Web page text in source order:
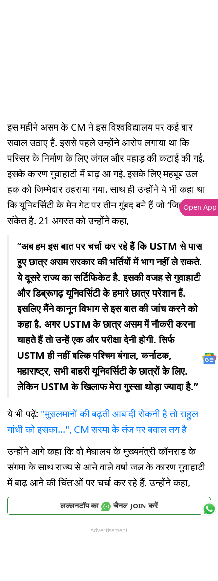
इस महीने असम के CM ने इस विश्वविद्यालय पर कई बार
सवाल उठाए हैं. इससे पहले उन्होंने आरोप लगाया था कि
परिसर के निर्माण के लिए जंगल और पहाड़ की कटाई की गई.
इसके कारण गुवाहाटी में बाढ़ आ गई. इसके लिए महबूब उल
हक को जिम्मेदार ठहराया गया. साथ ही उन्होंने ये भी कहा था
कि यूनिवर्सिटी के मेन गेट पर तीन गुंबद बने हैं जो ‘जिहाद’ का
संकेत है. 21 अगस्त को उन्होंने कहा,
“अब हम इस बात पर चर्चा कर रहे हैं कि USTM से पास
हुए छात्र असम सरकार की भर्तियों में भाग नहीं ले सकते.
ये दूसरे राज्य का सर्टिफिकेट है. इसकी वजह से गुवाहाटी
और डिब्रूगढ़ यूनिवर्सिटी के हमारे छात्र परेशान हैं.
इसलिए मैंने कानून विभाग से इस बात की जांच करने को
कहा है. अगर USTM के छात्र असम में नौकरी करना
चाहते हैं तो उन्हें एक और परीक्षा देनी होगी. सिर्फ
USTM ही नहीं बल्कि पश्चिम बंगाल, कर्नाटक,
महाराष्ट्र, सभी बाहरी यूनिवर्सिटी के छात्रों के लिए.
लेकिन USTM के खिलाफ मेरा गुस्सा थोड़ा ज्यादा है.”
ये भी पढ़ें: "मुसलमानों की बढ़ती आबादी रोकनी है तो राहुल
गांधी को इसका...", CM सरमा के तंज पर बवाल तय है
उन्होंने आगे कहा कि वो मेघालय के मुख्यमंत्री कॉनराड के
संगमा के साथ राज्य से आने वाले वर्षा जल के कारण गुवाहाटी
में बाढ़ आने की चिंताओं पर चर्चा कर रहे हैं. उन्होंने कहा,
लल्लनटॉप का चैनल JOIN करें
Advertisement
Open App